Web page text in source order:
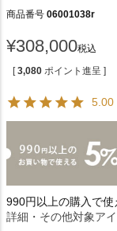
商品番号 06001038r
¥308,000税込
[ 3,080 ポイント進呈 ]
5.00
990円以上の購入で
詳細・その他対象ア